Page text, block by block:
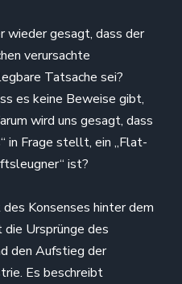
wieder gesagt, dass der
verursachte
Tatsache sei?
es keine Beweise gibt,
wird uns gesagt, dass
in Frage stellt, ein „Flat-
ist?
Konsenses hinter dem
Ursprünge des
den Aufstieg der
Es beschreibt